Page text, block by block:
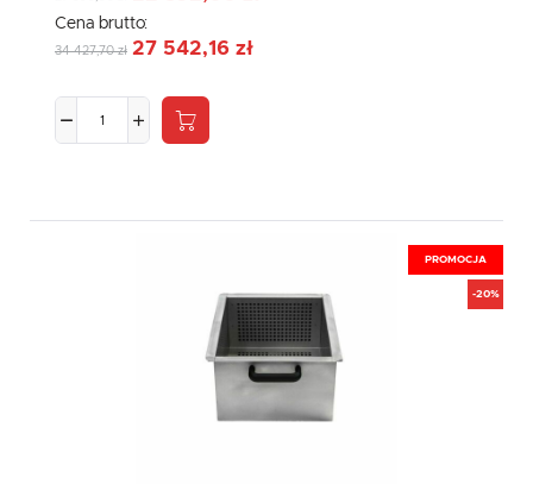
Cena brutto:
34 427,70 zł 27 542,16 zł
PROMOCJA
-20%